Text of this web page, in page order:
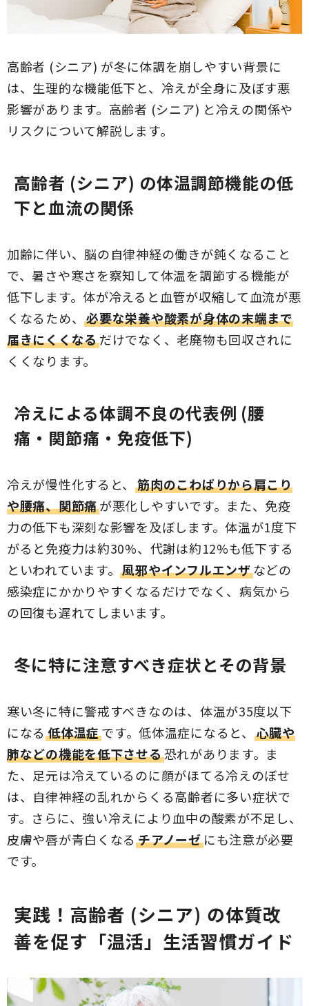
高齢者 (シニア) が冬に体調を崩しやすい背景に
は、生理的な機能低下と、冷えが全身に及ぼす悪
影響があります。高齢者 (シニア) と冷えの関係や
リスクについて解説します。
高齢者 (シニア) の体温調節機能の低
下と血流の関係
加齢に伴い、脳の自律神経の働きが鈍くなること
で、暑さや寒さを察知して体温を調節する機能が
低下します。体が冷えると血管が収縮して血流が悪
くなるため、必要な栄養や酸素が身体の末端まで
届きにくくなるだけでなく、老廃物も回収されに
くくなります。
冷えによる体調不良の代表例 (腰
痛・関節痛・免疫低下)
冷えが慢性化すると、筋肉のこわばりから肩こり
や腰痛、関節痛が悪化しやすいです。また、免疫
力の低下も深刻な影響を及ぼします。体温が1度下
がると免疫力は約30%、代謝は約12%も低下する
といわれています。風邪やインフルエンザなどの
感染症にかかりやすくなるだけでなく、病気から
の回復も遅れてしまいます。
冬に特に注意すべき症状とその背景
寒い冬に特に警戒すべきなのは、体温が35度以下
になる低体温症です。低体温症になると、
心臓や
肺などの機能を低下させる恐れがあります。ま
た、足元は冷えているのに顔がほてる冷えのぼせ
は、自律神経の乱れからくる高齢者に多い症状で
す。さらに、強い冷えにより血中の酸素が不足し、
皮膚や唇が青白くなるチアノーゼにも注意が必要
です。
実践！高齢者 (シニア) の体質改
善を促す「温活」生活習慣ガイド